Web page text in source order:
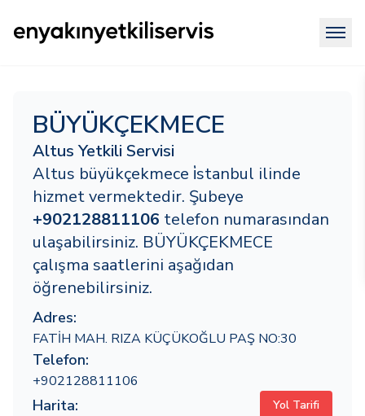
BÜYÜKÇEKMECE
Altus Yetkili Servisi
Altus büyükçekmece i̇stanbul ilinde
hizmet vermektedir. Şubeye
+902128811106 telefon numarasından
ulaşabilirsiniz. BÜYÜKÇEKMECE
çalışma saatlerini aşağıdan
öğrenebilirsiniz.
Adres:
FATİH MAH. RIZA KÜÇÜKOĞLU PAŞ NO:30
Telefon:
+902128811106
Harita: Yol Tarifi